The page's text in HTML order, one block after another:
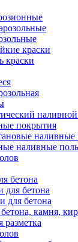
краски
краски
покрытия
наливные
бетона
для бетона
для бетона
камня,
разметка